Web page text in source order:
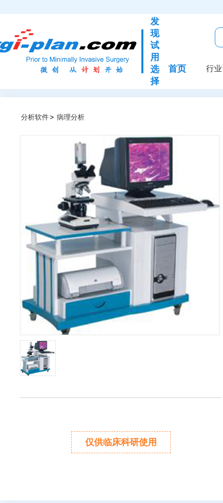
发
现
试
用
选
择
首页 行
分析软件> 病理分析
仅供临床科研使用